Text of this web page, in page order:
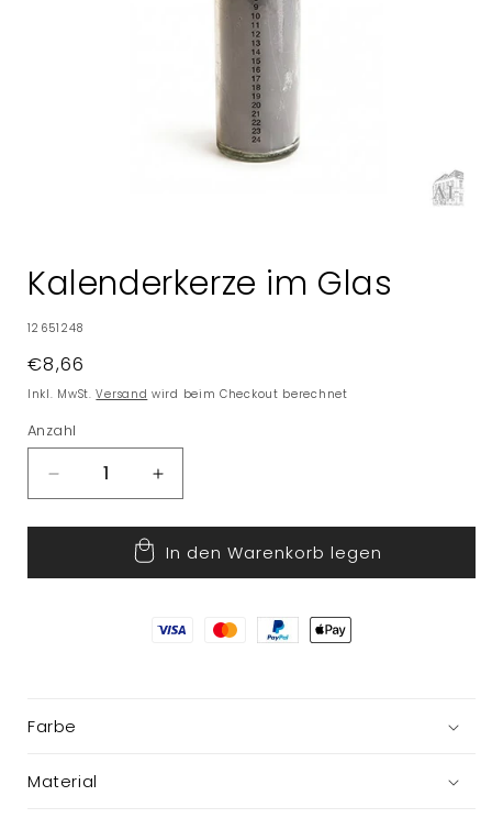
Modal
öffnen
Kalenderkerze im Glas
SKU:
12651248
Normaler
Preis
€8,66
Inkl. MwSt.Versand wird beim Checkout berechnet
Anzahl
Verringere
die
Menge
Kalenderkerze
Erhöhe
die
Menge
für
Kalenderkerze
Glas
In den Warenkorb legen
Farbe
Material